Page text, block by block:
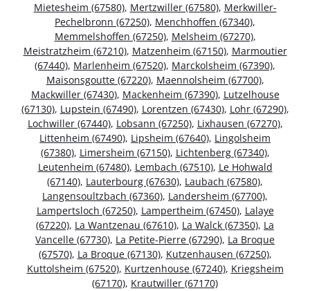
Mietesheim (67580), Mertzwiller (67580), Merkwiller-
Pechelbronn (67250), Menchhoffen (67340),
Memmelshoffen (67250), Melsheim (67270),
Meistratzheim (67210), Matzenheim (67150), Marmoutier
(67440), Marlenheim (67520), Marckolsheim (67390),
Maisonsgoutte (67220), Maennolsheim (67700),
Mackwiller (67430), Mackenheim (67390), Lutzelhouse
(67130), Lupstein (67490), Lorentzen (67430), Lohr (67290),
Lochwiller (67440), Lobsann (67250), Lixhausen (67270),
Littenheim (67490), Lipsheim (67640), Lingolsheim
(67380), Limersheim (67150), Lichtenberg (67340),
Leutenheim (67480), Lembach (67510), Le Hohwald
(67140), Lauterbourg (67630), Laubach (67580),
Langensoultzbach (67360), Landersheim (67700),
Lampertsloch (67250), Lampertheim (67450), Lalaye
(67220), La Wantzenau (67610), La Walck (67350), La
Vancelle (67730), La Petite-Pierre (67290), La Broque
(67570), La Broque (67130), Kutzenhausen (67250),
Kuttolsheim (67520), Kurtzenhouse (67240), Kriegsheim
(67170), Krautwiller (67170)